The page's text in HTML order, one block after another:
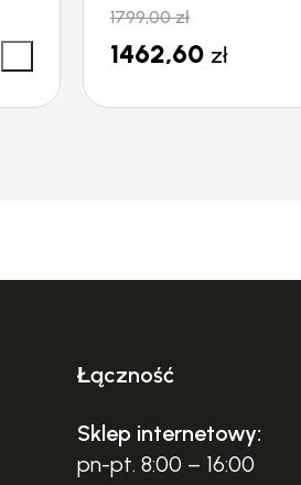
1799,00zł
1462,60 zł
Łączność
Sklep internetowy:
pn-pt. 8:00 – 16:00